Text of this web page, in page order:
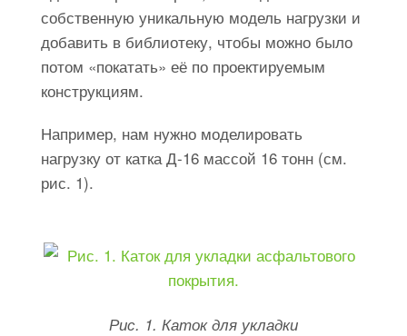
собственную уникальную модель нагрузки и
добавить в библиотеку, чтобы можно было
потом «покатать» её по проектируемым
конструкциям.
Например, нам нужно моделировать
нагрузку от катка Д-16 массой 16 тонн (см.
рис. 1).
Рис. 1. Каток для укладки